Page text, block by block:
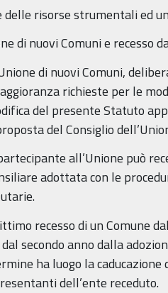
delle risorse strumentali ed
di nuovi Comuni e recesso
di nuovi Comuni,
richieste per le
del presente Statuto
del Consiglio
all’Unione può
adottata con le
recesso di un Comune
secondo anno dalla
ha luogo la
dell’ente receduto.